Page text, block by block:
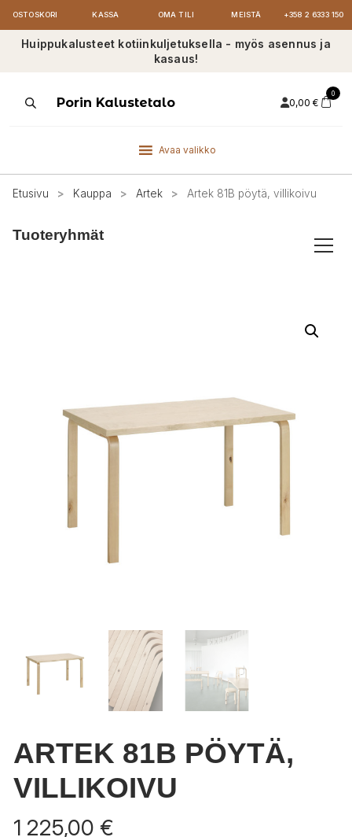
OSTOSKORI KASSA OMA TILI MEISTÄ +358 2 6333 150
Huippukalusteet kotiinkuljetuksella - myös asennus ja
kasaus!
ProductsPorin Kalustetalo 0,00 €
0
Avaa valikko
Etusivu > Kauppa > Artek > Artek 81B pöytä, villikoivu
Tuoteryhmät
ARTEK 81B PÖYTÄ,
VILLIKOIVU
1 225,00 €